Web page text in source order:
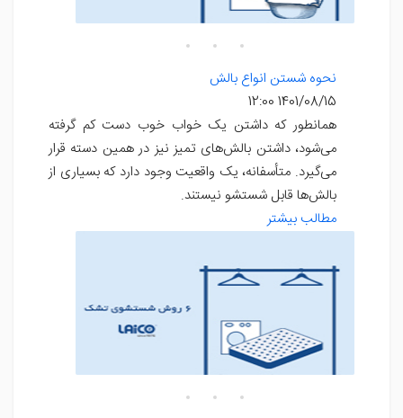
نحوه شستن انواع بالش
1401/08/15 12:00
همانطور که داشتن یک خواب خوب دست کم گرفته
می‌شود، داشتن بالش‌های تمیز نیز در همین دسته قرار
می‌گیرد. متأسفانه، یک واقعیت وجود دارد که بسیاری از
بالش‌ها قابل شستشو نیستند.
مطالب بیشتر